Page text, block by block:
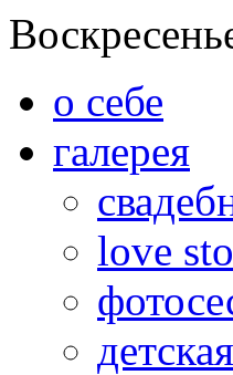
о себе
галерея
love